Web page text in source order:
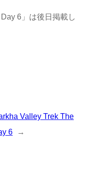
6」は後日掲載し
Valley Trek The
6
→